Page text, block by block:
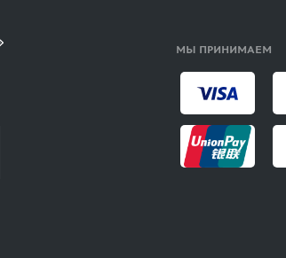
МЫ ПРИНИМАЕМ